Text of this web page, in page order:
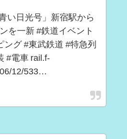
い日光号」新宿駅から
を一新 #鉄道イベント
ング #東武鉄道 #特急列
#電車 rail.f-
12/533…